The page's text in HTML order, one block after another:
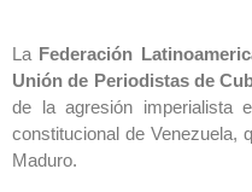
La Federación
Unión de Periodistas de
de la agresión imperialista
constitucional de Venezuela,
Maduro.